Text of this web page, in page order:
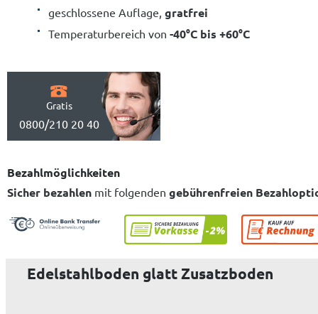
geschlossene Auflage, gratfrei
Temperaturbereich von -40°C bis +60°C
Gratis
0800/210 20 40
Bezahlmöglichkeiten
Sicher bezahlen mit folgenden gebührenfreien
Edelstahlboden glatt Zusatzboden